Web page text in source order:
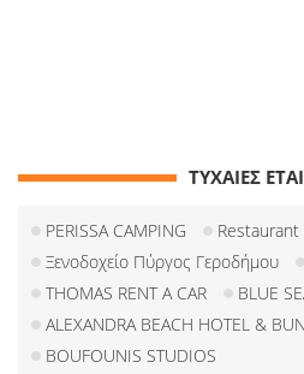
ΤΥΧΑΙΕΣ
PERISSA CAMPING
Restaurant
Ξενοδοχείο Πύργος Γεροδήμου
THOMAS RENT A CAR
BLUE
ALEXANDRA BEACH HOTEL &
BOUFOUNIS STUDIOS